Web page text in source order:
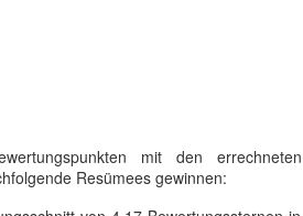
mit den errechneten
Resümees gewinnen: